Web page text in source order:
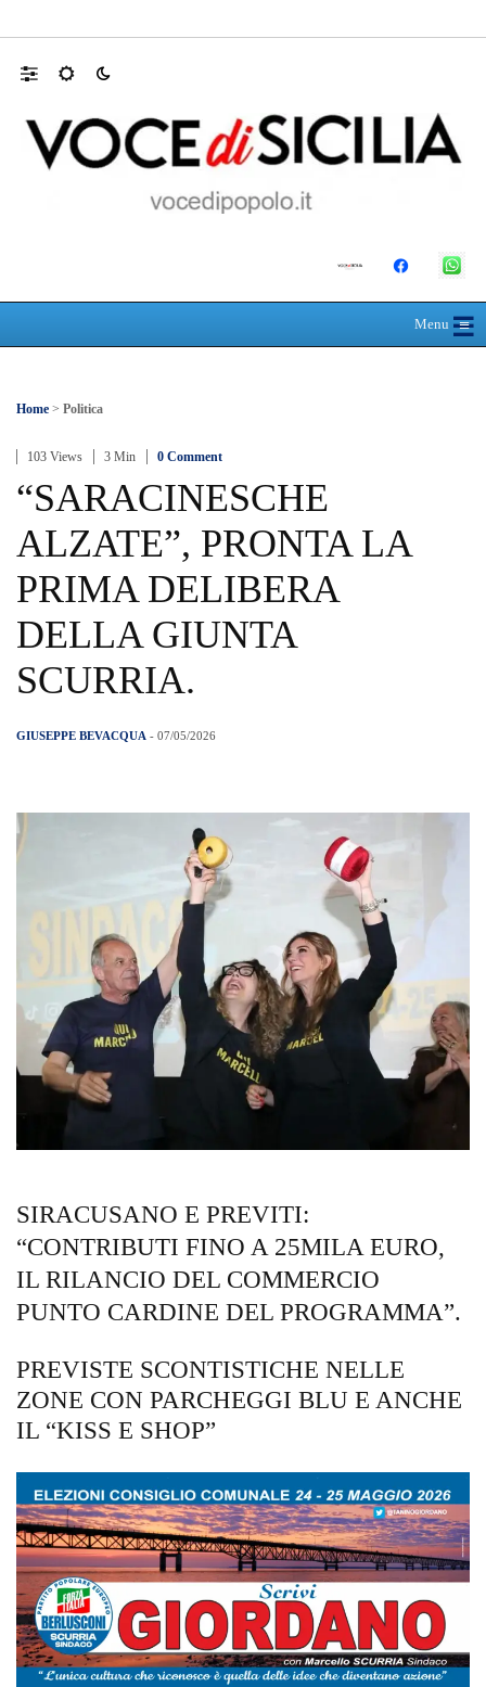
Menu≡
☰
Home > Politica
103 Views 3 Min 0 Comment
“SARACINESCHE
ALZATE”, PRONTA LA
PRIMA DELIBERA
DELLA GIUNTA
SCURRIA.
GIUSEPPE BEVACQUA - 07/05/2026
SIRACUSANO E PREVITI:
“CONTRIBUTI FINO A 25MILA EURO,
IL RILANCIO DEL COMMERCIO
PUNTO CARDINE DEL PROGRAMMA”.
PREVISTE SCONTISTICHE NELLE
ZONE CON PARCHEGGI BLU E ANCHE
IL “KISS E SHOP”